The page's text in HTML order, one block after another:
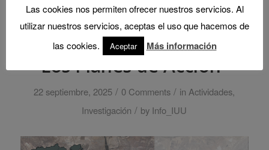
de la Agenda Urbana en
los municipios de Soria:
Los Planes de Acción”
22 septiembre, 2025 / 0 Comments / in Actividades,
Investigación / by Info_IUU
Las cookies nos permiten ofrecer nuestros servicios. Al
utilizar nuestros servicios, aceptas el uso que hacemos de
las cookies.
Aceptar Más información